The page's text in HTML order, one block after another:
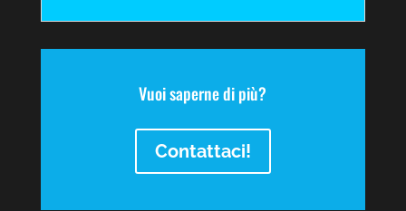
Vuoi saperne di più?
Contattaci!